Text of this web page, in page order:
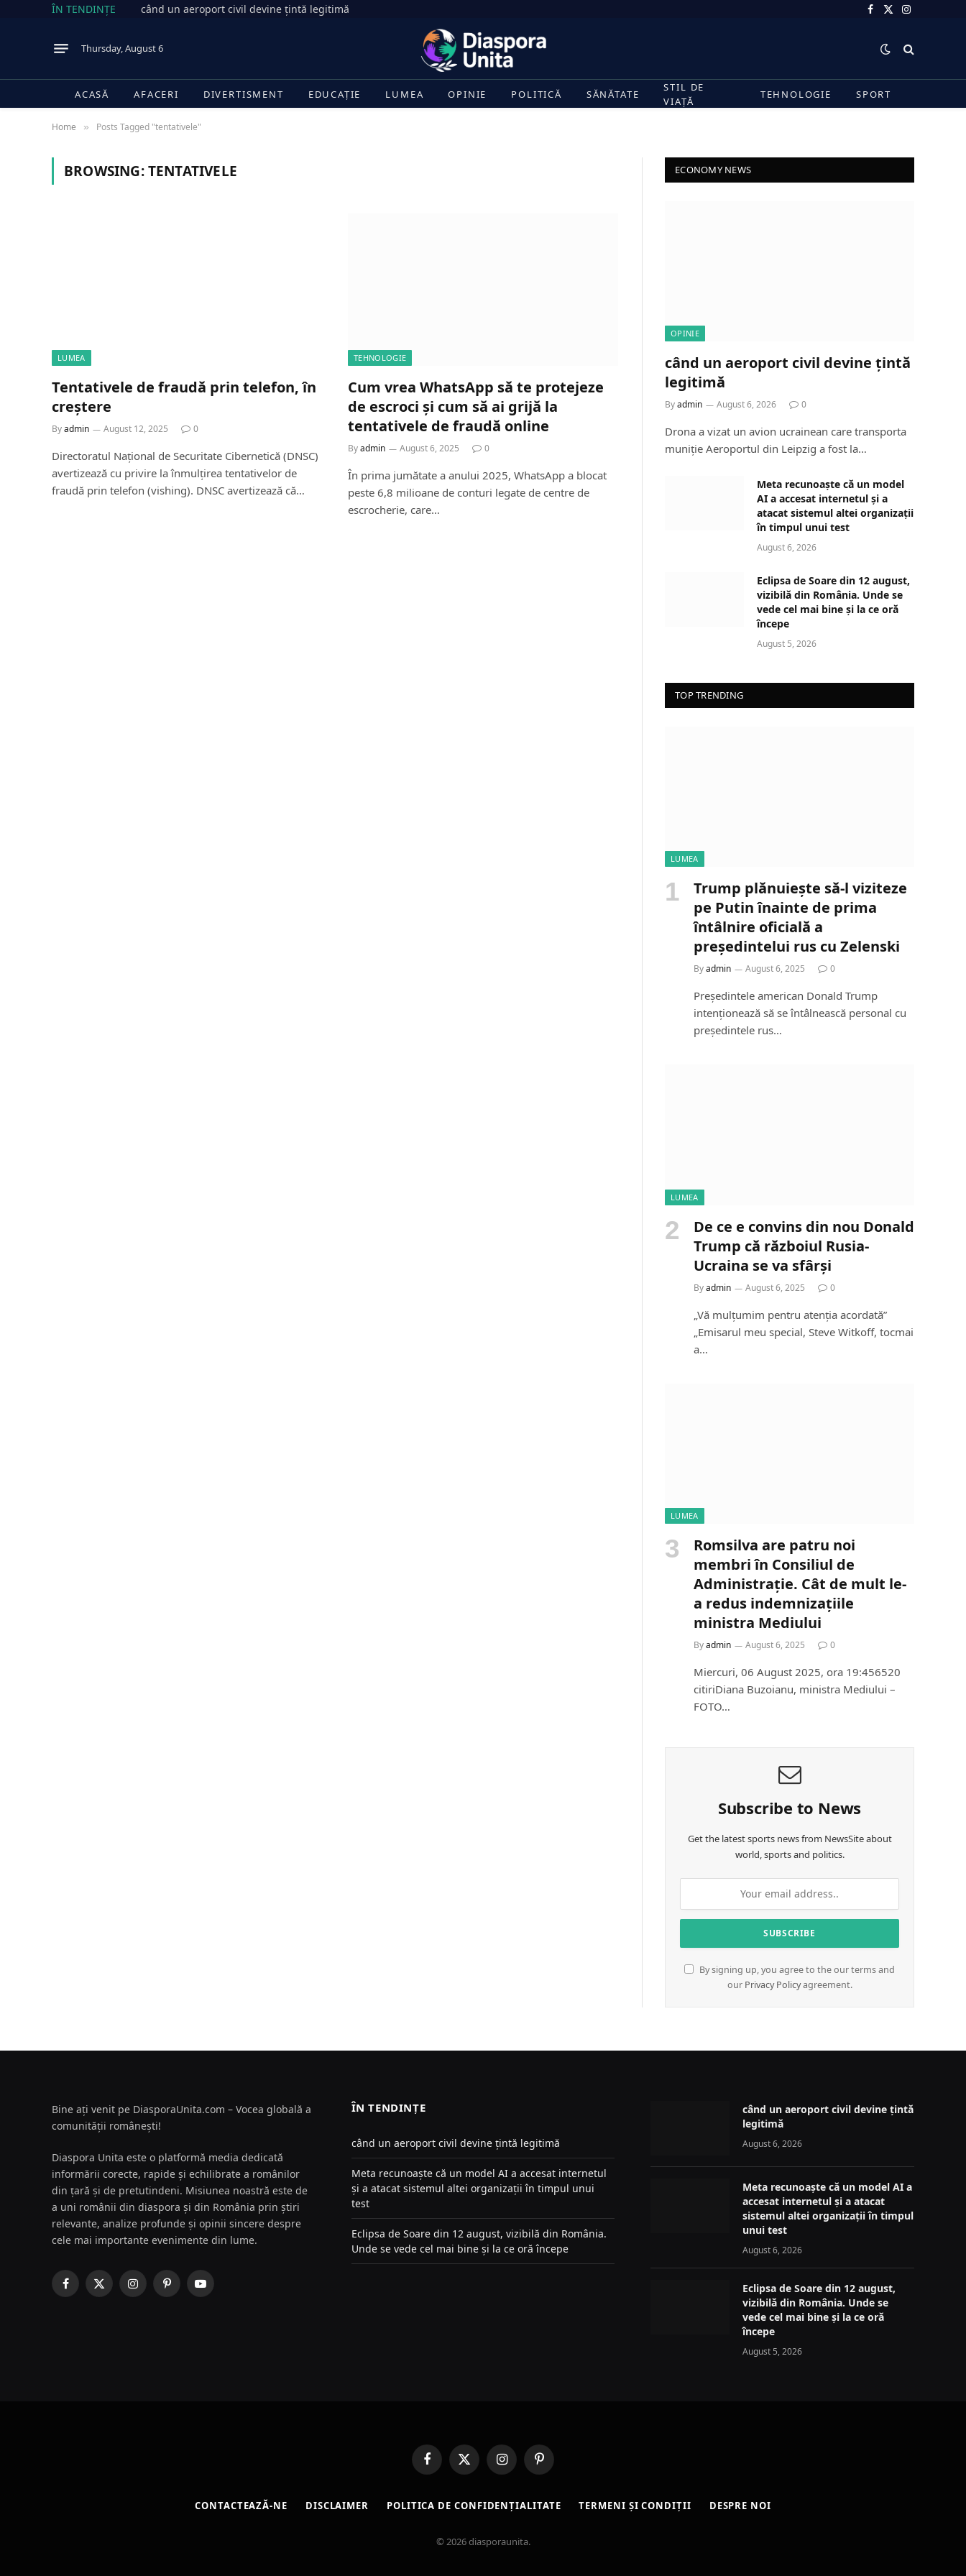
ÎN TENDINȚE când un aeroport civil devine țintă legitimă Facebook
X
Instagram
Thursday, August 6
ACASĂ AFACERI DIVERTISMENT EDUCAȚIE LUMEA OPINIE POLITICĂ SĂNĂTATE
STIL DE
VIAȚĂ
TEHNOLOGIE SPORT
Home » Posts Tagged "tentativele"
BROWSING:TENTATIVELE
LUMEA
Tentativele de fraudă prin telefon, în
creștere
Byadmin August 12, 2025 0
Directoratul Național de Securitate Cibernetică (DNSC)
avertizează cu privire la înmulțirea tentativelor de
fraudă prin telefon (vishing). DNSC avertizează că…
TEHNOLOGIE
Cum vrea WhatsApp să te protejeze
de escroci și cum să ai grijă la
tentativele de fraudă online
Byadmin August 6, 2025 0
În prima jumătate a anului 2025, WhatsApp a blocat
peste 6,8 milioane de conturi legate de centre de
escrocherie, care…
ECONOMY NEWS
OPINIE
când un aeroport civil devine țintă
legitimă
Byadmin August 6, 2026 0
Drona a vizat un avion ucrainean care transporta
muniție Aeroportul din Leipzig a fost la…
Meta recunoaște că un model
AI a accesat internetul și a
atacat sistemul altei organizații
în timpul unui test
August 6, 2026
Eclipsa de Soare din 12 august,
vizibilă din România. Unde se
vede cel mai bine și la ce oră
începe
August 5, 2026
TOP TRENDING
LUMEA
Trump plănuiește să-l viziteze
pe Putin înainte de prima
întâlnire oficială a
președintelui rus cu Zelenski
Byadmin August 6, 2025 0
Președintele american Donald Trump
intenționează să se întâlnească personal cu
președintele rus…
LUMEA
De ce e convins din nou Donald
Trump că războiul Rusia-
Ucraina se va sfârși
Byadmin August 6, 2025 0
„Vă mulțumim pentru atenția acordată”
„Emisarul meu special, Steve Witkoff, tocmai
a…
LUMEA
Romsilva are patru noi
membri în Consiliul de
Administrație. Cât de mult le-
a redus indemnizațiile
ministra Mediului
Byadmin August 6, 2025 0
Miercuri, 06 August 2025, ora 19:456520
citiriDiana Buzoianu, ministra Mediului –
FOTO…
Subscribe to News
Get the latest sports news from NewsSite about
world, sports and politics.
By signing up, you agree to the our terms and
our Privacy Policyagreement.
Bine ați venit pe DiasporaUnita.com – Vocea globală a
comunității românești!
Diaspora Unita este o platformă media dedicată
informării corecte, rapide și echilibrate a românilor
din țară și de pretutindeni. Misiunea noastră este de
a uni românii din diaspora și din România prin știri
relevante, analize profunde și opinii sincere despre
cele mai importante evenimente din lume.
Facebook
X
InstagramPinterestYouTube
ÎN TENDINȚE
când un aeroport civil devine țintă legitimă
Meta recunoaște că un model AI a accesat internetul
și a atacat sistemul altei organizații în timpul unui
test
Eclipsa de Soare din 12 august, vizibilă din România.
Unde se vede cel mai bine și la ce oră începe
când un aeroport civil devine țintă
legitimă
August 6, 2026
Meta recunoaște că un model AI a
accesat internetul și a atacat
sistemul altei organizații în timpul
unui test
August 6, 2026
Eclipsa de Soare din 12 august,
vizibilă din România. Unde se
vede cel mai bine și la ce oră
începe
August 5, 2026
FacebookX
(Twitter)
InstagramPinterest
CONTACTEAZĂ-NE DISCLAIMER POLITICA DE CONFIDENȚIALITATE TERMENI ȘI CONDIȚII DESPRE NOI
© 2026 diasporaunita.